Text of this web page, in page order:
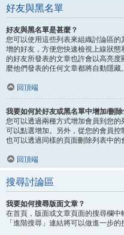
好友與黑名單
好友與黑名單是甚麼？
您可以使用這些列表來組織討論區
增的好友，方便您快速檢視上線狀
的好友所發表的文章也許會以高亮
麼他們發表的任何文章都將自動隱藏。
回頂端
我要如何於好友或黑名單中增加/刪除
您可以透過兩種方式增加會員到您
可以點選增加。另外，從您的會員
也可以透過同樣的頁面刪除列表中的
回頂端
搜尋討論區
我要如何搜尋版面文章？
在首頁，版面或文章頁面的搜尋欄
「進階搜尋」連結將可以做進一步的